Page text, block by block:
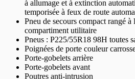
à allumage et à extinction
temporisée à feux de route
Pneu de secours compact rangé
compartiment utilitaire
Pneus : P225/55R18 98H toutes
Poignées de porte couleur
Porte-gobelets arrière
Porte-gobelets avant
Poutres anti-intrusion